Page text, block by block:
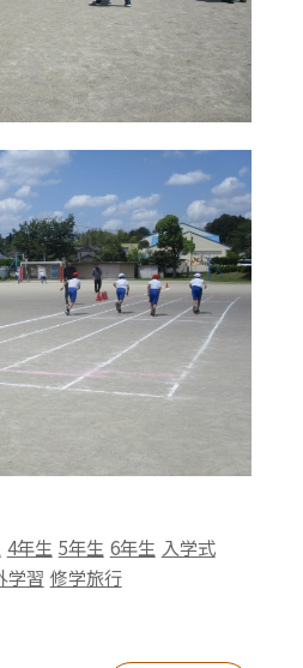
4年生 5年生 6年生 入学式
学習 修学旅行